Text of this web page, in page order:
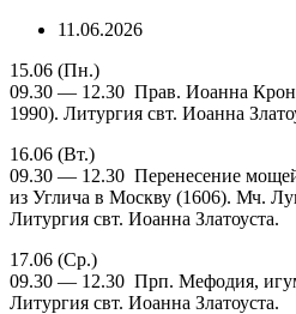
11.06.2026
15.06 (Пн.)
09.30 — 12.30 Прав. Иоанна
1990). Литургия свт. Иоанна
16.06 (Вт.)
09.30 — 12.30 Перенесение
из Углича в Москву (1606). Мч.
Литургия свт. Иоанна Златоуста.
17.06 (Ср.)
09.30 — 12.30 Прп. Мефодия,
Литургия свт. Иоанна Златоуста.